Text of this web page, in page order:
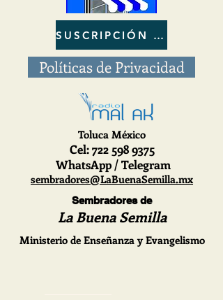
SUSCRIPCIÓN al BOLETIN
Políticas de Privacidad
Toluca México
Cel: 722 598 9375
WhatsApp / Telegram
sembradores@LaBuenaSemilla.mx
Sembradores de
La Buena Semilla
Ministerio de Enseñanza y Evangelismo